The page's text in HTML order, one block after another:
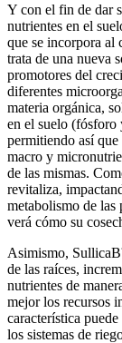
Y con el fin de dar
nutrientes en el
que se incorpora al
trata de una nueva
promotores del
diferentes
materia orgánica,
en el suelo
permitiendo así que
macro y
de las mismas.
revitaliza,
metabolismo de las
verá cómo su
Asimismo,
de las raíces,
nutrientes de
mejor los recursos
característica
los sistemas de